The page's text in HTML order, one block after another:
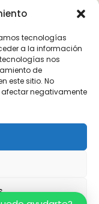
tecnologías
a la información
nos
de
este sitio. No
afectar negativamente
reservados.